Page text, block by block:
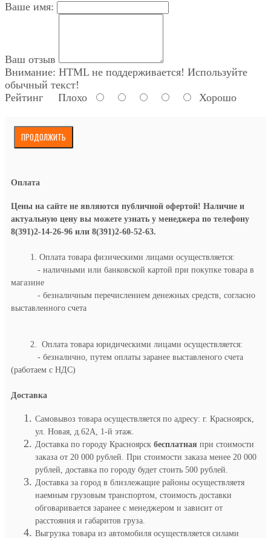
Ваше имя:
Ваш отзыв
Внимание: HTML не поддерживается! Используйте
обычный текст!
Рейтинг Плохо Хорошо
ПРОДОЛЖИТЬ
Оплата
Цены на сайте не являются публичной офертой! Наличие и
актуальную цену вы можете узнать у менеджера по телефону
8(391)2-14-26-96 или 8(391)2-60-52-63.
1. Оплата товара физическими лицами осуществляется:
- наличными или банковской картой при покупке товара в
магазине
- безналичным перечислением денежных средств, согласно
выставленного счета
2. Оплата товара юридическими лицами осуществляется:
- безналично, путем оплаты заранее выставленого счета
(работаем с НДС)
Доставка
Самовывоз товара осуществляется по адресу: г. Красноярск,
ул. Новая, д.62А, 1-й этаж.
Доставка по городу Красноярск бесплатная при стоимости
заказа от 20 000 рублей. При стоимости заказа менее 20 000
рублей, доставка по городу будет стоить 500 рублей.
Доставка за город в близлежащие районы осуществляетя
наемным грузовым транспортом, стоимость доставки
обговаривается заранее с менеджером и зависит от
расстояния и габаритов груза.
Выгрузка товара из автомобиля осуществляется силами